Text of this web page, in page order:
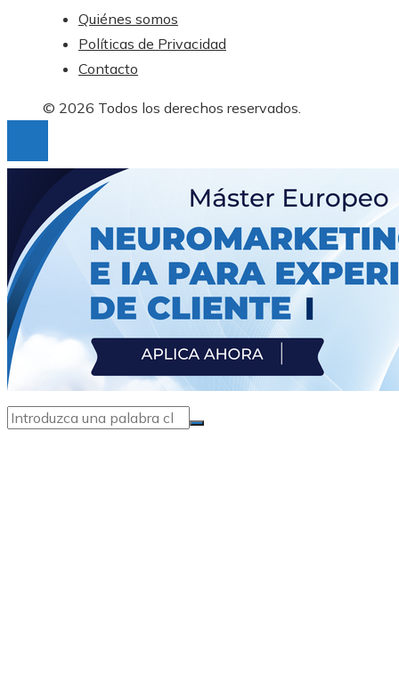
Quiénes somos
Políticas de Privacidad
Contacto
© 2026 Todos los derechos reservados.